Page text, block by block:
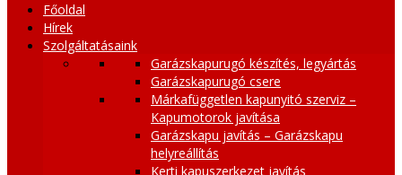
Főoldal
Hírek
Szolgáltatásaink
Garázskapurugó készítés, legyártás
Garázskapurugó csere
Márkafüggetlen kapunyitó szerviz –
Kapumotorok javítása
Garázskapu javítás – Garázskapu
helyreállítás
Kerti kapuszerkezet javítás